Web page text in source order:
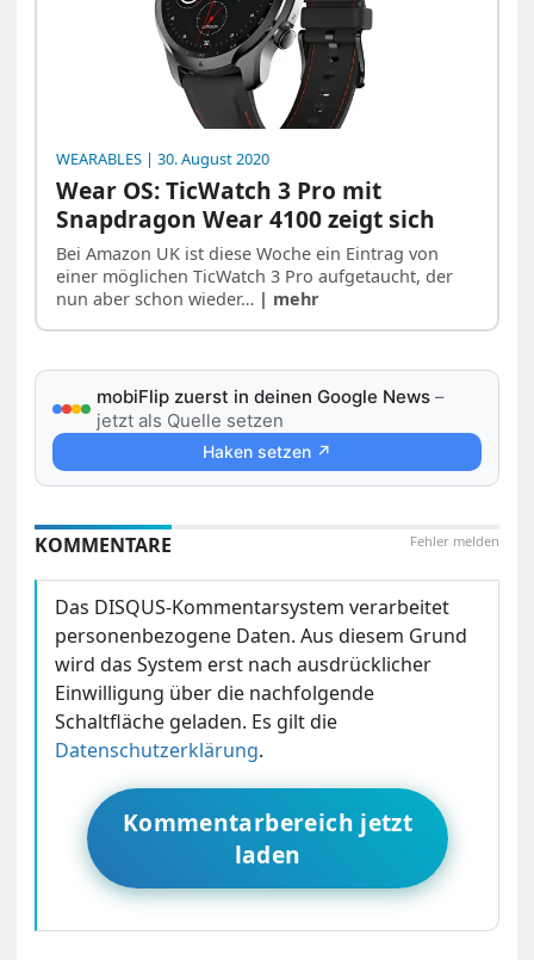
WEARABLES | 30. August 2020
Wear OS: TicWatch 3 Pro mit
Snapdragon Wear 4100 zeigt sich
Bei Amazon UK ist diese Woche ein Eintrag von
einer möglichen TicWatch 3 Pro aufgetaucht, der
nun aber schon wieder… | mehr
mobiFlip zuerst in deinen Google News –
jetzt als Quelle setzen
Haken setzen ↗
Fehler melden
KOMMENTARE
Das DISQUS-Kommentarsystem verarbeitet
personenbezogene Daten. Aus diesem Grund
wird das System erst nach ausdrücklicher
Einwilligung über die nachfolgende
Schaltfläche geladen. Es gilt die
Datenschutzerklärung.
Kommentarbereich jetzt
laden